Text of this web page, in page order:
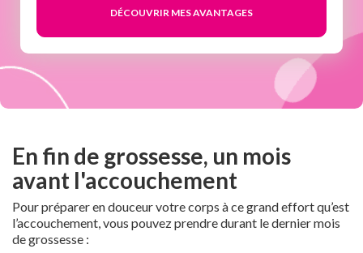
En fin de grossesse, un mois
avant l'accouchement
Pour préparer en douceur votre corps à ce grand effort qu’est
l’accouchement, vous pouvez prendre durant le dernier mois
de grossesse :